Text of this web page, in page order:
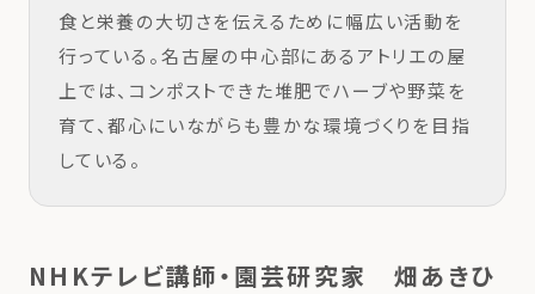
食と栄養の大切さを伝えるために幅広い活動を
行っている。名古屋の中心部にあるアトリエの屋
上では、コンポストできた堆肥でハーブや野菜を
育て、都心にいながらも豊かな環境づくりを目指
している。
NHKテレビ講師・園芸研究家 畑あきひ